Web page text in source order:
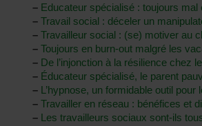
– Educateur spécialisé : toujours mal
– Travail social : déceler un
– Travailleur social : (se) motiver au
– Toujours en burn-out malgré les
– De l’injonction à la résilience chez
– Éducateur spécialisé, le parent
– L’hypnose, un formidable outil pour
– Travailler en réseau : bénéfices et
– Les travailleurs sociaux sont-ils